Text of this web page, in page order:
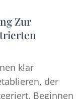
Zur
klar
der
Beginnen